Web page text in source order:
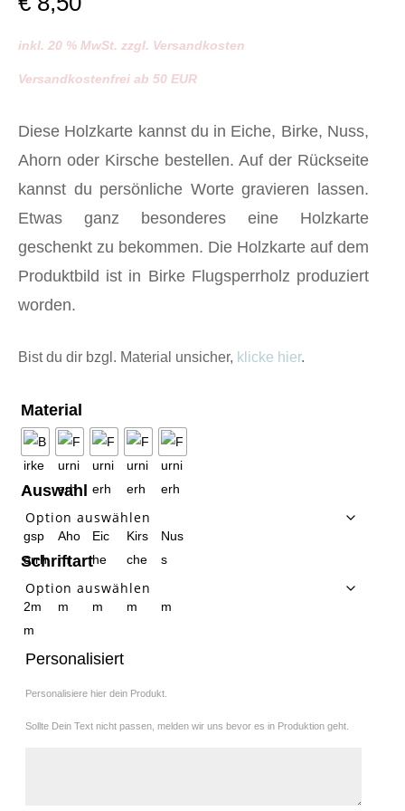
inkl. 20 % MwSt. zzgl. Versandkosten
Versandkostenfrei ab 50 EUR
Diese Holzkarte kannst du in Eiche, Birke, Nuss,
Ahorn oder Kirsche bestellen. Auf der Rückseite
kannst du persönliche Worte gravieren lassen.
Etwas ganz besonderes eine Holzkarte
geschenkt zu bekommen. Die Holzkarte auf dem
Produktbild ist in Birke Flugsperrholz produziert
worden.
Bist du dir bzgl. Material unsicher, klicke hier.
Material
Auswahl
Schriftart
Personalisiert
Personalisiere hier dein Produkt.
Sollte Dein Text nicht passen, melden wir uns bevor es in Produktion geht.